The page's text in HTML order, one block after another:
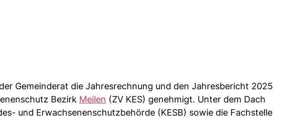
Gemeinderat die Jahresrechnung und den Jahresbericht 2025
Bezirk Meilen (ZV KES) genehmigt. Unter dem Dach
und Erwachsenenschutzbehörde (KESB) sowie die Fachstelle